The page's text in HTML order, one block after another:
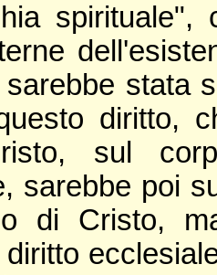
stata
diritto,
sul
sarebbe poi
di Cristo,